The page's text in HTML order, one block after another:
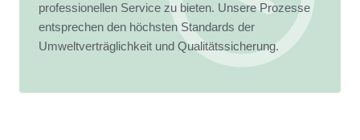
professionellen Service zu bieten. Unsere Prozesse
entsprechen den höchsten Standards der
Umweltverträglichkeit und Qualitätssicherung.